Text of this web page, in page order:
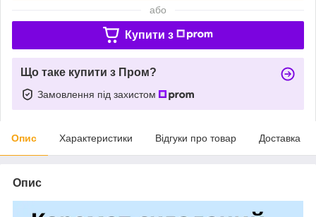
або
Купити з
Що таке купити з Пром?
Замовлення під захистом
Опис Характеристики Відгуки про товар Доставка
Опис